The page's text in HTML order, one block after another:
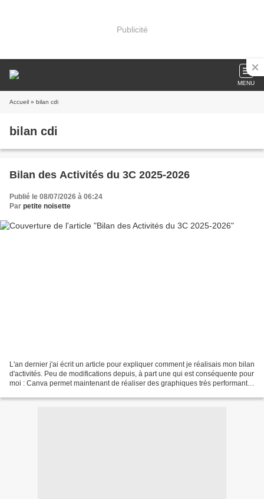
Publicité
MENU
Accueil » bilan cdi
bilan cdi
Bilan des Activités du 3C 2025-2026
Publié le 08/07/2026 à 06:24
Par petite noisette
L'an dernier j'ai écrit un article pour expliquer comment je réalisais mon bilan
d'activités. Peu de modifications depuis, à part une qui est conséquente pour
moi : Canva permet maintenant de réaliser des graphiques très performants